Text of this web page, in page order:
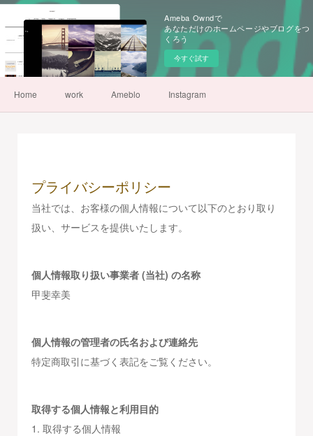
Ameba Owndで
あなただけのホームページやブログをつ
くろう
今すぐ試す
Home work Ameblo Instagram
プライバシーポリシー
当社では、お客様の個人情報について以下のとおり取り
扱い、サービスを提供いたします。
個人情報取り扱い事業者 (当社) の名称
甲斐幸美
個人情報の管理者の氏名および連絡先
特定商取引に基づく表記をご覧ください。
取得する個人情報と利用目的
1. 取得する個人情報